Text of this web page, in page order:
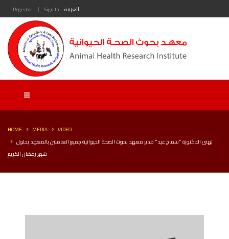
Register | Sign In العربية
HOME MEDIA
VIDEO
تهنئ الدكتورة "سماح عيد" مدير معهد بحوث الصحة الحيوانية جميع العاملين بالمعهد بحلول
شهر رمضان الكريم